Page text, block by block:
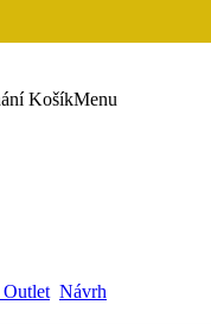
KošíkMenu
Návrh